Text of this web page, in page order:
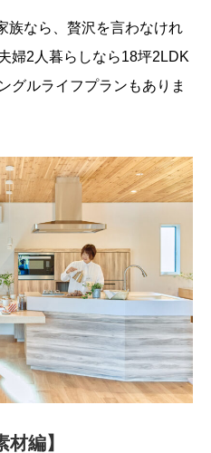
族なら、贅沢を言わなけれ
婦2人暮らしなら18坪2LDK
グルライフプランもありま
材編】